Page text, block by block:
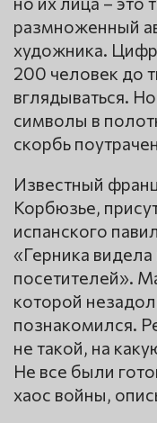
размноженный
художника.
200 человек до
вглядываться.
символы в
скорбь
Известный
Корбюзье,
испанского
«Герника
посетителей».
которой
познакомился.
не такой, на
Не все были
хаос войны,